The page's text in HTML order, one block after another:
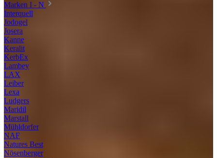
Marken I - N
Interquell
Jodogel
Josera
Kanne
Keralit
KerbEx
Lambey
LAX
Leiber
Lexa
Ludgers
Maridil
Marstall
Mühldorfer
NAF
Natures Best
Nösenberger